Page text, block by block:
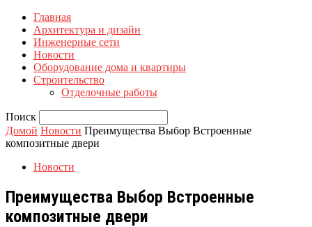
Главная
Архитектура и дизайн
Инженерные сети
Новости
Оборудование дома и квартиры
Строительство
Отделочные работы
Поиск
Домой Новости Преимущества Выбор Встроенные
композитные двери
Новости
Преимущества Выбор Встроенные
композитные двери